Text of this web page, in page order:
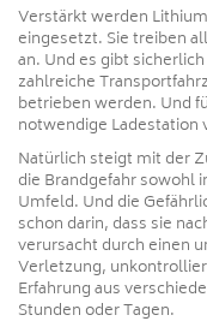
Verstärkt werden
eingesetzt. Sie treiben
an. Und es gibt
zahlreiche
betrieben werden. Und
notwendige Ladestation
Natürlich steigt mit der
die Brandgefahr sowohl
Umfeld. Und die
schon darin, dass sie
verursacht durch einen
Verletzung,
Erfahrung aus
Stunden oder Tagen.